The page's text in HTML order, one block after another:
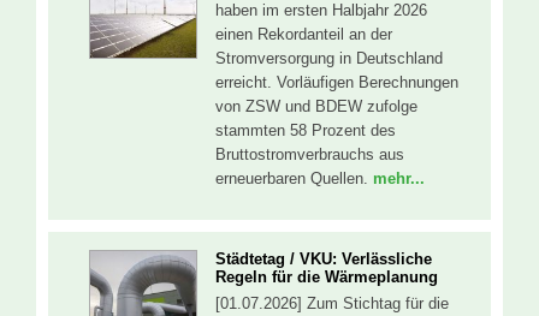
haben im ersten Halbjahr 2026
einen Rekordanteil an der
Stromversorgung in Deutschland
erreicht. Vorläufigen Berechnungen
von ZSW und BDEW zufolge
stammten 58 Prozent des
Bruttostromverbrauchs aus
erneuerbaren Quellen. mehr...
Städtetag / VKU: Verlässliche
Regeln für die Wärmeplanung
[01.07.2026] Zum Stichtag für die